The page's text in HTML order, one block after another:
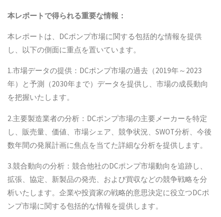
本レポートで得られる重要な情報：
本レポートは、DCポンプ市場に関する包括的な情報を提供
し、以下の側面に重点を置いています。
1.市場データの提供：DCポンプ市場の過去（2019年～2023
年）と予測（2030年まで）データを提供し、市場の成長動向
を把握いたします。
2.主要製造業者の分析：DCポンプ市場の主要メーカーを特定
し、販売量、価値、市場シェア、競争状況、SWOT分析、今後
数年間の発展計画に焦点を当てた詳細な分析を提供します。
3.競合動向の分析：競合他社のDCポンプ市場動向を追跡し、
拡張、協定、新製品の発売、および買収などの競争戦略を分
析いたします。企業や投資家の戦略的意思決定に役立つDCポ
ンプ市場に関する包括的な情報を提供します。